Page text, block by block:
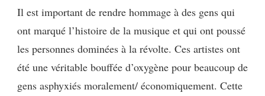
Il est important de rendre hommage à des gens qui
ont marqué l’histoire de la musique et qui ont poussé
les personnes dominées à la révolte. Ces artistes ont
été une véritable bouffée d’oxygène pour beaucoup de
gens asphyxiés moralement/ économiquement. Cette